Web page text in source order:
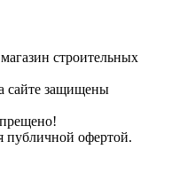
строительных
сайте защищены
публичной офертой.